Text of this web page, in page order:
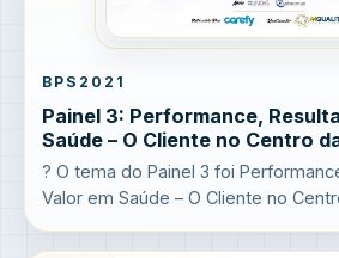
BPS2021
Painel 3: Performance,
Saúde – O Cliente no Centro
? O tema do Painel 3 foi
Valor em Saúde – O Cliente no